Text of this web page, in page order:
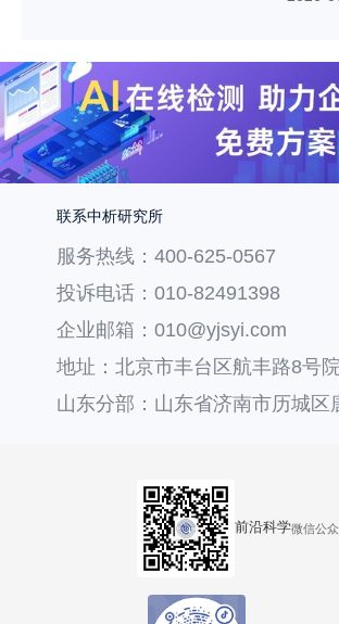
联系中析研究所
服务热线：400-625-0567
投诉电话：010-82491398
企业邮箱：010@yjsyi.com
地址：北京市丰台区航丰路8号
层121
山东分部：山东省济南市历城区
前沿科学微信公